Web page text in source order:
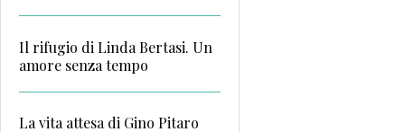
Il rifugio di Linda Bertasi. Un
amore senza tempo
La vita attesa di Gino Pitaro